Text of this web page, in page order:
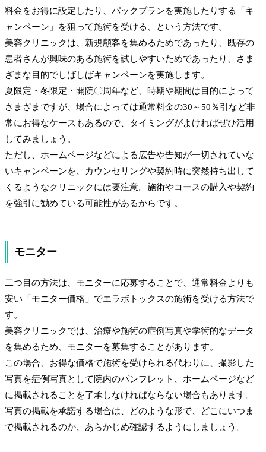
料金をお得に設定したり、パックプランを実施したりする「キ
ャンペーン」を狙って施術を受ける、という方法です。
美容クリニックは、新規顧客を集めるためであったり、既存の
患者さんが興味のある施術を試しやすいためであったり、さま
ざまな目的でしばしばキャンペーンを実施します。
夏限定・冬限定・開院〇周年など、時期や期間は目的によって
さまざまですが、場合によっては通常料金の30～50％引など非
常にお得なケースもあるので、タイミングがよければぜひ活用
してみましょう。
ただし、ホームページなどによる広告や告知が一切されていな
いキャンペーンを、カウンセリングや契約時に突然持ち出して
くるようなクリニックには要注意。施術やコースの購入や契約
を強引に勧めている可能性があるからです。
モニター
二つ目の方法は、モニターに応募することで、通常料金よりも
安い「モニター価格」でエラボトックスの施術を受ける方法で
す。
美容クリニックでは、治療や施術の症例写真や学術的なデータ
を集めるため、モニターを募集することがあります。
この場合、お得な価格で施術を受けられる代わりに、撮影した
写真を症例写真として院内のパンフレット、ホームページなど
に掲載されることを了承しなければならない場合もあります。
写真の掲載を承諾する場合は、どのような形で、どこにいつま
で掲載されるのか、あらかじめ確認するようにしましょう。